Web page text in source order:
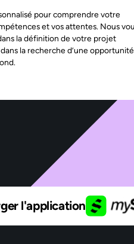
pour comprendre votre
et vos attentes. Nous
la définition de votre projet
la recherche d’une opportunité
l'application